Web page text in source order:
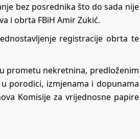
bez posrednika što do sada nije
i obrta FBiH Amir Zukić.
registracije obrta te
prometu nekretnina, predloženim
porodici, izmjenama i dopunama
Komisije za vrijednosne papire